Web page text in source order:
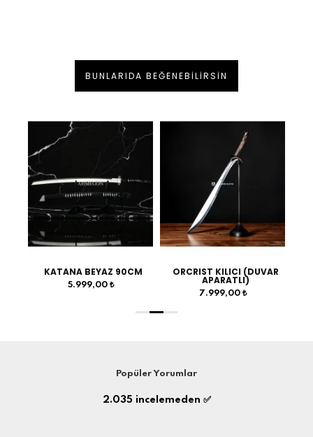
BUNLARIDA BEĞENEBILIRSIN
KATANA BEYAZ 90CM
5.999,00 ₺
ORCRIST KILICI (DUVAR
APARATLI)
7.999,00 ₺
Popüler Yorumlar
2.035 incelemeden ✅